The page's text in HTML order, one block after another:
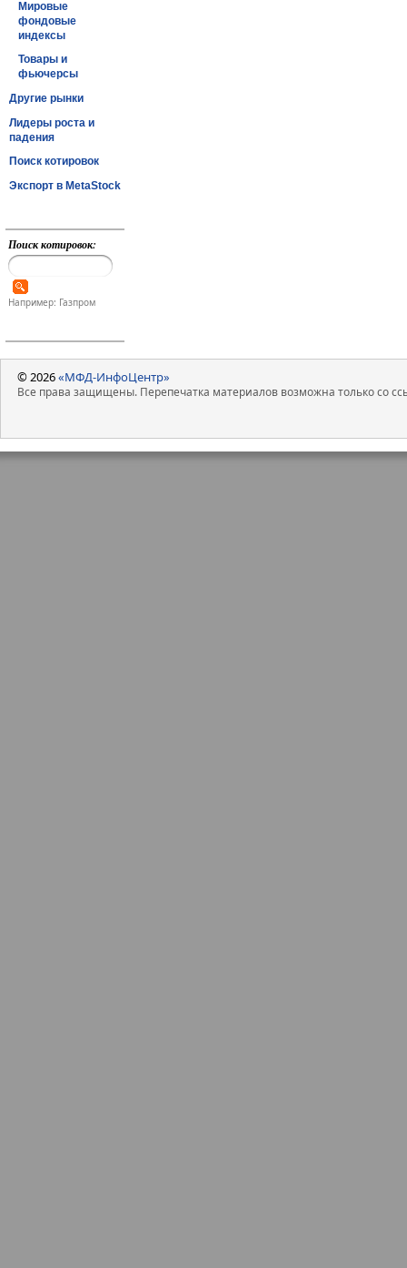
Мировые
фондовые
индексы
Товары и
фьючерсы
Другие рынки
Лидеры роста и
падения
Поиск котировок
Экспорт в MetaStock
Поиск котировок:
Например: Газпром
© 2026«МФД-ИнфоЦентр»
Все права защищены. Перепечатка материалов возможна только со